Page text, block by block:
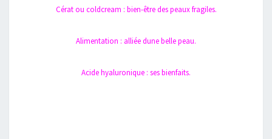
Cérat ou coldcream : bien-être des peaux fragiles.
Alimentation : alliée dune belle peau.
Acide hyaluronique : ses bienfaits.